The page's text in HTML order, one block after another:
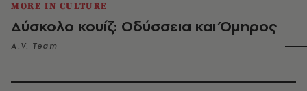
MORE IN CULTURE
Δύσκολο κουίζ: Οδύσσεια και Όμηρος
A.V. Team